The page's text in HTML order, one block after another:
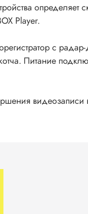
Player.
с
Питание
видеозаписи